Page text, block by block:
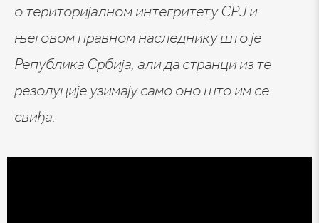
о територијалном интегритету СРЈ и
његовом правном наследнику што је
Република Србија, али да странци из те
резолуције узимају само оно што им се
свиђа.